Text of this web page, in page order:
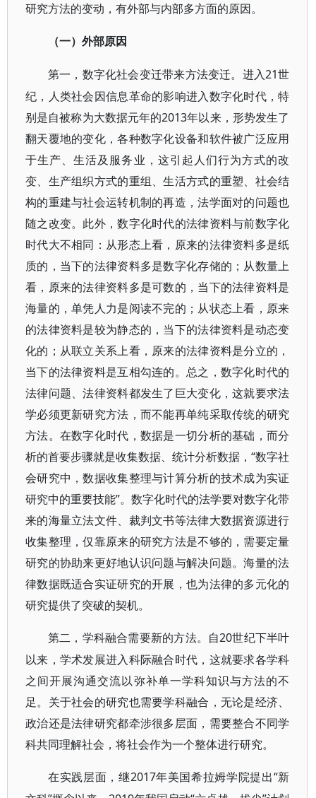
研究方法的变动，有外部与内部多方面的原因。
（一）外部原因
第一，数字化社会变迁带来方法变迁。进入21世
纪，人类社会因信息革命的影响进入数字化时代，特
别是自被称为大数据元年的2013年以来，形势发生了
翻天覆地的变化，各种数字化设备和软件被广泛应用
于生产、生活及服务业，这引起人们行为方式的改
变、生产组织方式的重组、生活方式的重塑、社会结
构的重建与社会运转机制的再造，法学面对的问题也
随之改变。此外，数字化时代的法律资料与前数字化
时代大不相同：从形态上看，原来的法律资料多是纸
质的，当下的法律资料多是数字化存储的；从数量上
看，原来的法律资料多是可数的，当下的法律资料是
海量的，单凭人力是阅读不完的；从状态上看，原来
的法律资料是较为静态的，当下的法律资料是动态变
化的；从联立关系上看，原来的法律资料是分立的，
当下的法律资料是互相勾连的。总之，数字化时代的
法律问题、法律资料都发生了巨大变化，这就要求法
学必须更新研究方法，而不能再单纯采取传统的研究
方法。在数字化时代，数据是一切分析的基础，而分
析的首要步骤就是收集数据、统计分析数据，“数字社
会研究中，数据收集整理与计算分析的技术成为实证
研究中的重要技能”。数字化时代的法学要对数字化带
来的海量立法文件、裁判文书等法律大数据资源进行
收集整理，仅靠原来的研究方法是不够的，需要定量
研究的协助来更好地认识问题与解决问题。海量的法
律数据既适合实证研究的开展，也为法律的多元化的
研究提供了突破的契机。
第二，学科融合需要新的方法。自20世纪下半叶
以来，学术发展进入科际融合时代，这就要求各学科
之间开展沟通交流以弥补单一学科知识与方法的不
足。关于社会的研究也需要学科融合，无论是经济、
政治还是法律研究都牵涉很多层面，需要整合不同学
科共同理解社会，将社会作为一个整体进行研究。
在实践层面，继2017年美国希拉姆学院提出“新